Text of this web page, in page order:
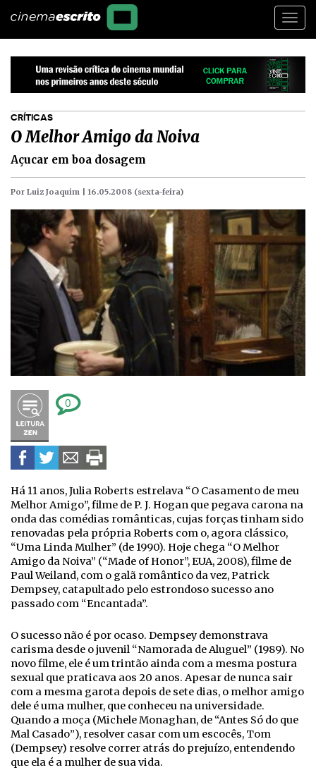
CRÍTICAS
O Melhor Amigo da Noiva
Açucar em boa dosagem
Por Luiz Joaquim | 16.05.2008 (sexta-feira)
0
Há 11 anos, Julia Roberts estrelava “O Casamento de meu
Melhor Amigo”, filme de P. J. Hogan que pegava carona na
onda das comédias românticas, cujas forças tinham sido
renovadas pela própria Roberts com o, agora clássico,
“Uma Linda Mulher” (de 1990). Hoje chega “O Melhor
Amigo da Noiva” (“Made of Honor”, EUA, 2008), filme de
Paul Weiland, com o galã romântico da vez, Patrick
Dempsey, catapultado pelo estrondoso sucesso ano
passado com “Encantada”.
O sucesso não é por ocaso. Dempsey demonstrava
carisma desde o juvenil “Namorada de Aluguel” (1989). No
novo filme, ele é um trintão ainda com a mesma postura
sexual que praticava aos 20 anos. Apesar de nunca sair
com a mesma garota depois de sete dias, o melhor amigo
dele é uma mulher, que conheceu na universidade.
Quando a moça (Michele Monaghan, de “Antes Só do que
Mal Casado”), resolver casar com um escocês, Tom
(Dempsey) resolve correr atrás do prejuízo, entendendo
que ela é a mulher de sua vida.